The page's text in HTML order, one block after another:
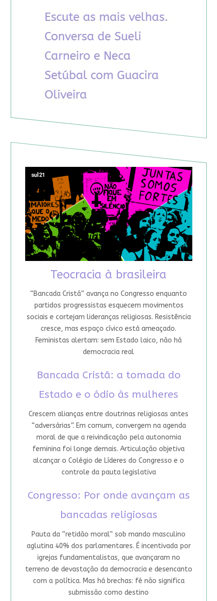
Teocracia à brasileira
“Bancada Cristã” avança no Congresso enquanto
partidos progressistas esquecem movimentos
sociais e cortejam lideranças religiosas. Resistência
cresce, mas espaço cívico está ameaçado.
Feministas alertam: sem Estado laico, não há
democracia real
Bancada Cristã: a tomada do
Estado e o ódio às mulheres
Crescem alianças entre doutrinas religiosas antes
“adversárias”. Em comum, convergem na agenda
moral de que a reivindicação pela autonomia
feminina foi longe demais. Articulação objetiva
alcançar o Colégio de Líderes do Congresso e o
controle da pauta legislativa
Congresso: Por onde avançam as
bancadas religiosas
Pauta da “retidão moral” sob mando masculino
aglutina 40% dos parlamentares. É incentivada por
igrejas fundamentalistas, que avançaram no
terreno de devastação da democracia e desencanto
com a política. Mas há brechas: fé não significa
submissão como destino